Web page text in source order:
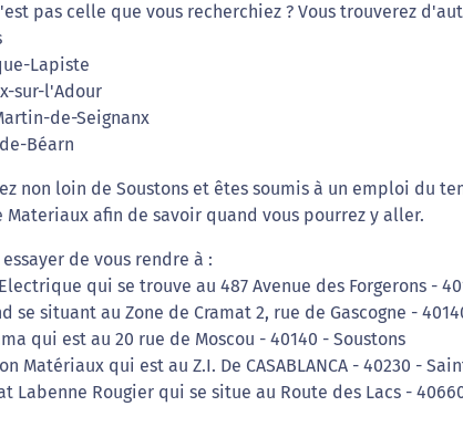
pas celle que vous recherchiez ? Vous trouverez
Lapiste
sur-l'Adour
de-Seignanx
Béarn
non loin de Soustons et êtes soumis à un emploi du
Materiaux afin de savoir quand vous pourrez y aller.
de vous rendre à :
Electrique qui se trouve au 487 Avenue des Forgerons -
se situant au Zone de Cramat 2, rue de Gascogne -
qui est au 20 rue de Moscou - 40140 - Soustons
Matériaux qui est au Z.I. De CASABLANCA - 40230 -
Labenne Rougier qui se situe au Route des Lacs -